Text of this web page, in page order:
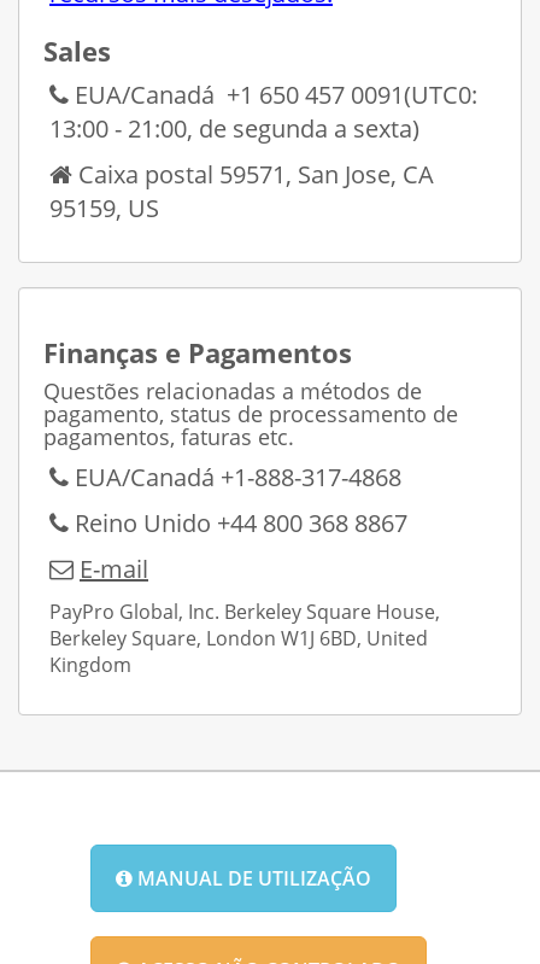
Contactos e apoio
A nossa equipa está sempre pronta
para ajudar com a escolha da
licença e resolver os problemas
técnicos.
Sales
EUA/Canadá +1 650 457 0091(UTC0:
13:00 - 21:00, de segunda a sexta)
Caixa postal 59571, San Jose, CA
95159, US
Finanças e Pagamentos
Questões relacionadas a métodos de
pagamento, status de processamento de
pagamentos, faturas etc.
EUA/Canadá +1-888-317-4868
Reino Unido +44 800 368 8867
E-mail
PayPro Global, Inc. Berkeley Square House,
Berkeley Square, London W1J 6BD, United
Kingdom
MANUAL DE UTILIZAÇÃO